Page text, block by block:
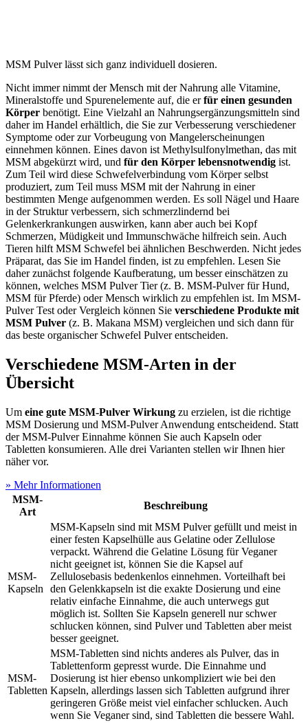
MSM Pulver lässt sich ganz individuell dosieren.
Nicht immer nimmt der Mensch mit der Nahrung alle Vitamine,
Mineralstoffe und Spurenelemente auf, die erfür einen gesunden
Körper benötigt. Eine Vielzahl an Nahrungsergänzungsmitteln sind
daher im Handel erhältlich, die Sie zur Verbesserung verschiedener
Symptome oder zur Vorbeugung von Mangelerscheinungen
einnehmen können. Eines davon ist Methylsulfonylmethan, das mit
MSM abgekürzt wird, und für den Körper lebensnotwendig ist.
Zum Teil wird diese Schwefelverbindung vom Körper selbst
produziert, zum Teil muss MSM mit der Nahrung in einer
bestimmten Menge aufgenommen werden. Es soll Nägel und Haare
in der Struktur verbessern, sich schmerzlindernd bei
Gelenkerkrankungen auswirken, kann aber auch bei Kopf
Schmerzen, Müdigkeit und Immunschwäche hilfreich sein. Auch
Tieren hilft MSM Schwefel bei ähnlichen Beschwerden. Nicht jedes
Präparat, das Sie im Handel finden, ist zu empfehlen. Lesen Sie
daher zunächst folgende Kaufberatung, um besser einschätzen zu
können, welches MSM Pulver Tier (z. B. MSM-Pulver für Hund,
MSM für Pferde) oder Mensch wirklich zu empfehlen ist. Im MSM-
Pulver Test oder Vergleich können Sie verschiedene Produkte mit
MSM Pulver (z. B. Makana MSM) vergleichen und sich dann für
das beste organischer Schwefel Pulver entscheiden.
Verschiedene MSM-Arten in der
Übersicht
Um eine gute MSM-Pulver Wirkung zu erzielen, ist die richtige
MSM Dosierung und MSM-Pulver Anwendung entscheidend. Statt
der MSM-Pulver Einnahme können Sie auch Kapseln oder
Tabletten konsumieren. Alle drei Varianten stellen wir Ihnen hier
näher vor.
» Mehr Informationen
MSM-
Art
Beschreibung
MSM-
Kapseln
MSM-Kapseln sind mit MSM Pulver gefüllt und meist in
einer festen Kapselhülle aus Gelatine oder Zellulose
verpackt. Während die Gelatine Lösung für Veganer
nicht geeignet ist, können Sie die Kapsel auf
Zellulosebasis bedenkenlos einnehmen. Vorteilhaft bei
den Gelenkkapseln ist die exakte Dosierung und eine
relativ einfache Einnahme, die auch unterwegs gut
möglich ist. Sollten Sie Kapseln generell nur schwer
schlucken können, sind Pulver und Tabletten aber meist
besser geeignet.
MSM-
Tabletten
MSM-Tabletten sind nichts anderes als Pulver, das in
Tablettenform gepresst wurde. Die Einnahme und
Dosierung ist hier ebenso unkompliziert wie bei den
Kapseln, allerdings lassen sich Tabletten aufgrund ihrer
geringeren Größe meist viel einfacher schlucken. Auch
wenn Sie Veganer sind, sind Tabletten die bessere Wahl.